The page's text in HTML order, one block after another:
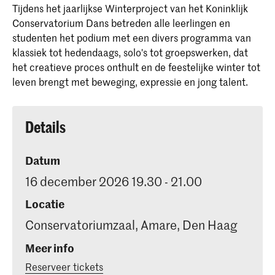
Tijdens het jaarlijkse Winterproject van het Koninklijk
Conservatorium Dans betreden alle leerlingen en
studenten het podium met een divers programma van
klassiek tot hedendaags, solo's tot groepswerken, dat
het creatieve proces onthult en de feestelijke winter tot
leven brengt met beweging, expressie en jong talent.
Details
Datum
16 december 2026 19.30 - 21.00
Locatie
Conservatoriumzaal, Amare, Den Haag
Meer info
Reserveer tickets